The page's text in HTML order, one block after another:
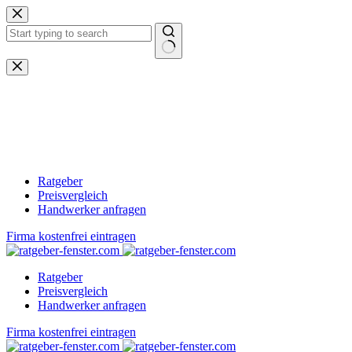
Zum
Inhalt
springen
Keine
Ergebnisse
Ratgeber
Preisvergleich
Handwerker anfragen
Firma kostenfrei eintragen
Ratgeber
Preisvergleich
Handwerker anfragen
Firma kostenfrei eintragen